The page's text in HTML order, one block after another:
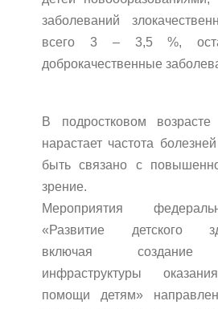
заболеваний
всего 3 – 3,5 %,
доброкачественные
В подростковом
нарастает частота
быть связано с
зрение.
Мероприятия
«Развитие детского
включая создание
инфраструктуры
помощи детям»